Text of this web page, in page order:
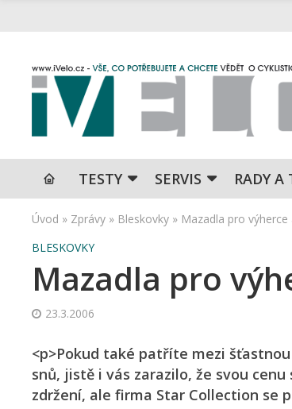
TESTY SERVIS RADY A
Úvod » Zprávy » Bleskovky » Mazadla pro
BLESKOVKY
Mazadla pro
23.3.2006
<p>Pokud také patříte mezi
snů, jistě i vás zarazilo, že svou
zdržení, ale firma Star Collection se